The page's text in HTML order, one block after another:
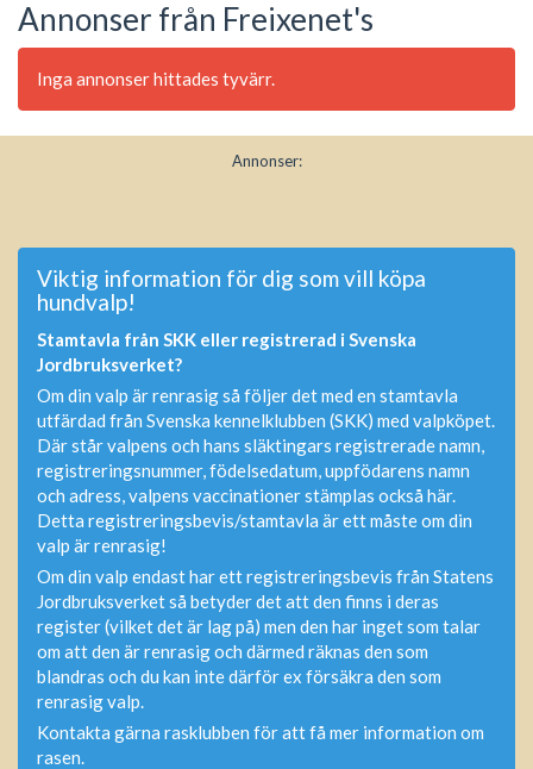
Annonser från Freixenet's
Inga annonser hittades tyvärr.
Annonser:
Viktig information för dig som vill köpa
hundvalp!
Stamtavla från SKK eller registrerad i Svenska
Jordbruksverket?
Om din valp är renrasig så följer det med en stamtavla
utfärdad från Svenska kennelklubben (SKK) med valpköpet.
Där står valpens och hans släktingars registrerade namn,
registreringsnummer, födelsedatum, uppfödarens namn
och adress, valpens vaccinationer stämplas också här.
Detta registreringsbevis/stamtavla är ett måste om din
valp är renrasig!
Om din valp endast har ett registreringsbevis från Statens
Jordbruksverket så betyder det att den finns i deras
register (vilket det är lag på) men den har inget som talar
om att den är renrasig och därmed räknas den som
blandras och du kan inte därför ex försäkra den som
renrasig valp.
Kontakta gärna rasklubben för att få mer information om
rasen.